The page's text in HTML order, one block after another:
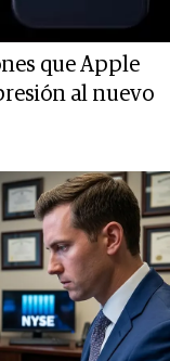
que Apple
al nuevo